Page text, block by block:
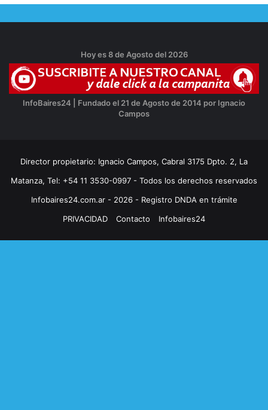
Hoy es 8 de Agosto del 2026
InfoBaires24 | Fundado el 21 de Agosto de 2014 por Ignacio
Campos
Director propietario: Ignacio Campos, Cabral 3175 Dpto. 2, La
Matanza, Tel: +54 11 3530-0997 - Todos los derechos reservados
Infobaires24.com.ar - 2026 - Registro DNDA en trámite
PRIVACIDAD
Contacto Infobaires24